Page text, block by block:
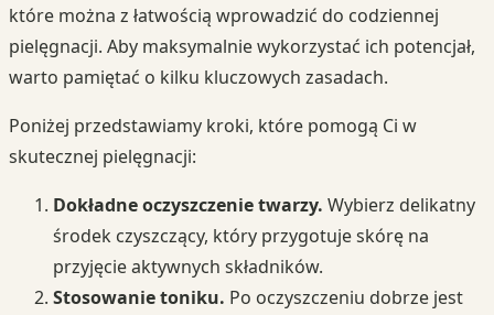
które można z łatwością wprowadzić do codziennej
pielęgnacji. Aby maksymalnie wykorzystać ich potencjał,
warto pamiętać o kilku kluczowych zasadach.
Poniżej przedstawiamy kroki, które pomogą Ci w
skutecznej pielęgnacji:
Dokładne oczyszczenie twarzy. Wybierz delikatny
środek czyszczący, który przygotuje skórę na
przyjęcie aktywnych składników.
Stosowanie toniku. Po oczyszczeniu dobrze jest